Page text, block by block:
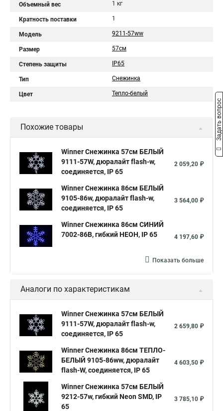
Объемный вес 1 кг
Кратность поставки 1
Модель 9211-57ww
Размер 57см
Степень защиты IP65
Тип Снежинка
Цвет Тепло-белый
Похожие товары
Winner Снежинка 57см БЕЛЫЙ
9111-57W, дюралайт flash-w,
соединяется, IP 65
2 059,20 ₽
Winner Снежинка 86см БЕЛЫЙ
9105-86w, дюралайт flash-w,
соединяется, IP 65
3 564,00 ₽
Winner Снежинка 86см СИНИЙ
7002-86B, гибкий НЕОН, IP 65
4 197,60 ₽
Показать больше
Аналоги по характеристикам
Winner Снежинка 57см БЕЛЫЙ
9111-57W, дюралайт flash-w,
соединяется, IP 65
2 659,80 ₽
Winner Снежинка 86см ТЕПЛО-
БЕЛЫЙ 9105-86ww, дюралайт
flash-W, соединяется, IP 65
4 603,50 ₽
Winner Снежинка 57см БЕЛЫЙ
9212-57w, гибкий Neon SMD, IP
65
3 785,10 ₽
Задать вопрос